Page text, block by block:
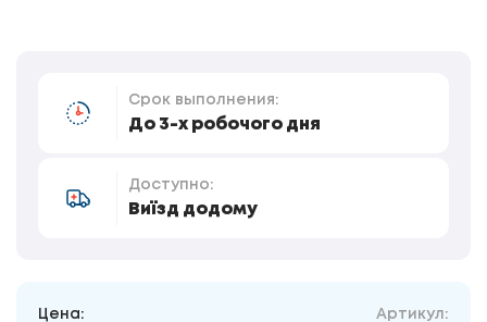
Срок выполнения:
До 3-х робочого дня
Доступно:
Виїзд додому
Цена: Артикул: